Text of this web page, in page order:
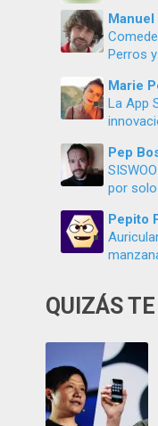
Manuel
Perros
Marie
La App
Pep
por
Pepito
QUIZÁS